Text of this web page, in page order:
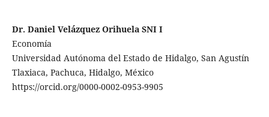
Dr. Daniel Velázquez Orihuela SNI I
Economía
Universidad Autónoma del Estado de Hidalgo, San Agustín
Tlaxiaca, Pachuca, Hidalgo, México
https://orcid.org/0000-0002-0953-9905